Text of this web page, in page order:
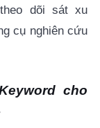
dõi sát xu
cụ nghiên cứu
cho